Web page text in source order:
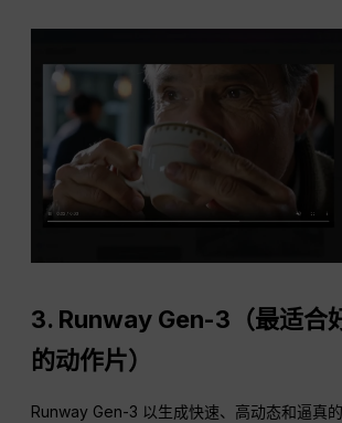
3. Runway Gen-3（最适合
的动作片）
Runway Gen-3 以生成快速、高动态和逼真